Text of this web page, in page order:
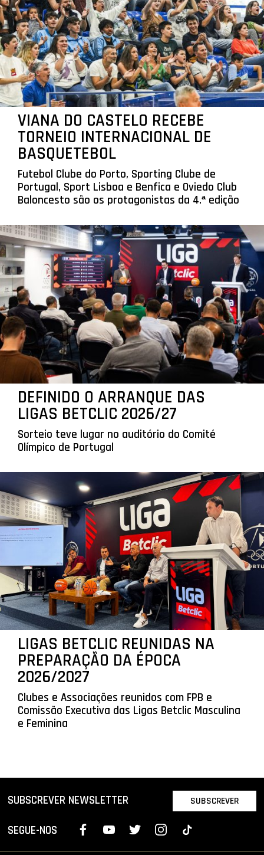
VIANA DO CASTELO RECEBE
TORNEIO INTERNACIONAL DE
BASQUETEBOL
Futebol Clube do Porto, Sporting Clube de
Portugal, Sport Lisboa e Benfica e Oviedo Club
Baloncesto são os protagonistas da 4.ª edição
DEFINIDO O ARRANQUE DAS
LIGAS BETCLIC 2026/27
Sorteio teve lugar no auditório do Comité
Olímpico de Portugal
LIGAS BETCLIC REUNIDAS NA
PREPARAÇÃO DA ÉPOCA
2026/2027
Clubes e Associações reunidos com FPB e
Comissão Executiva das Ligas Betclic Masculina
e Feminina
SUBSCREVER NEWSLETTER SUBSCREVER
SEGUE-NOS